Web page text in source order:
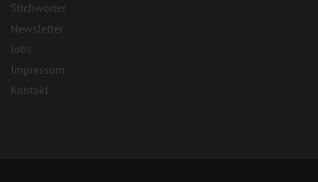
Stichwörter
Newsletter
Jobs
Impressum
Kontakt